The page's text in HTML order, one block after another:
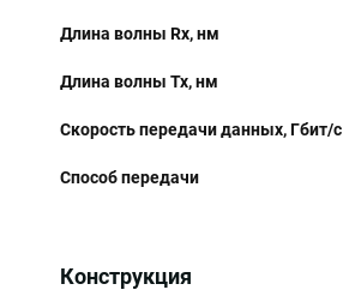
Длина волны Rx, нм
Длина волны Tx, нм
Скорость передачи данных, Гбит/c
Способ передачи
Конструкция